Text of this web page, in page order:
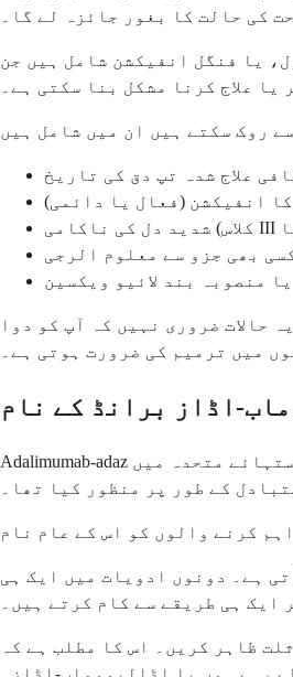
کی حالت کا بغور جائزہ لے گا۔
یا فنگل انفیکشن شامل ہیں جن
علاج کرنا مشکل بنا سکتی ہے۔
علاج شدہ تپ دق کی تاریخ
انفیکشن (فعال یا دائمی)
بھی جزو سے معلوم الرجی
منصوبہ بند لائیو ویکسین
حالات ضروری نہیں کہ آپ کو دوا
میں ترمیم کی ضرورت ہوتی ہے۔
اڈاز برانڈ کے نام
Adalimumab-adaz ریاستہائے متحدہ میں Hyrimoz برانڈ نام کے تحت فروخت کیا جاتا ہے۔ یہ بائیوسیمیلر Sandoz نے تیار کیا تھا اور FDA نے اصل adalimumab دوا کے کم لاگت
کے طور پر منظور کیا تھا۔
ہے۔ دونوں ادویات میں ایک ہی
ہی طریقے سے کام کرتے ہیں۔
ظاہر کریں۔ اس کا مطلب ہے کہ
رہے ہوں یا اڈالیموماب-اڈاز۔